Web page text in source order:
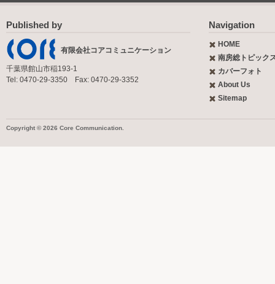
Published by
有限会社コアコミュニケーション
千葉県館山市稲193-1
Tel: 0470-29-3350 Fax: 0470-29-3352
Navigation
HOME
南房総トピック
カバーフォト
About Us
Sitemap
Copyright © 2026 Core Communication.